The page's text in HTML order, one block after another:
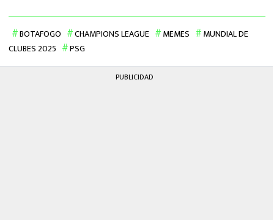
BOTAFOGO CHAMPIONS LEAGUE MEMES
MUNDIAL DE
CLUBES 2025
PSG
PUBLICIDAD